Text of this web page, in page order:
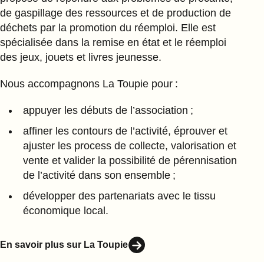
de gaspillage des ressources et de production de
déchets par la promotion du réemploi. Elle est
spécialisée dans la remise en état et le réemploi
des jeux, jouets et livres jeunesse.
Nous accompagnons La Toupie pour :
appuyer les débuts de l’association ;
affiner les contours de l’activité, éprouver et
ajuster les process de collecte, valorisation et
vente et valider la possibilité de pérennisation
de l’activité dans son ensemble ;
développer des partenariats avec le tissu
économique local.
En savoir plus sur La Toupie